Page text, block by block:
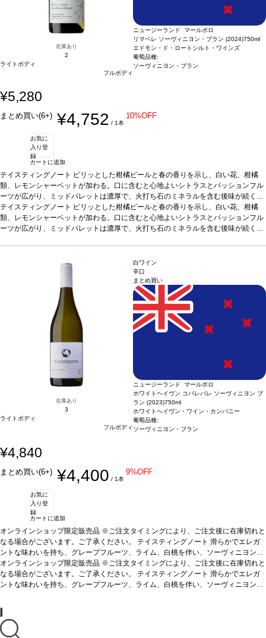
在庫あり
2
ライトボディ
フルボディ
ニュージーランド マールボロ
リマペレ ソーヴィニヨン・ブラン (2024)750ml
エドモン・ド・ロートシルト・ワインズ
葡萄品種:
ソーヴィニヨン・ブラン
¥5,280
まとめ買い(6+) ¥4,752 / 1本
10%OFF
お気に
入り登
録
カートに追加
テイスティングノート ピリッとした柑橘ピールと春の香りを示し、白い花、柑橘
類、レモンシャーベットが加わる。口に含むと心地よいシトラスとパッションフル
ーツが広がり、ミッドパレットは濃厚で、火打ち石のミネラルを含む後味が続く。
合う料理卵黄のコンフィ、クレソンソース添えのオシェトラキャビアなどと好相性
葡萄品種ソーヴィニヨン・ブラン 100%認証SWNZ認証*本ヴィンテージが在庫切
れの場合、在庫があり価格が同様の場合は自動的に次のヴィンテージに変更されま
テイスティングノート ピリッとした柑橘ピールと春の香りを示し、白い花、柑橘
類、レモンシャーベットが加わる。口に含むと心地よいシトラスとパッションフル
ーツが広がり、ミッドパレットは濃厚で、火打ち石のミネラルを含む後味が続く。
れの場合、在庫があり価格が同様の場合は自動的に次のヴィンテージに変更されま
す、ご了承ください。
在庫あり
3
ライトボディ
フルボディ
白ワイン
辛口
まとめ買い
ニュージーランド マールボロ
ホワイトヘイヴン コパレパレ ソーヴィニヨン ブ
ラン (2023)750ml
ホワイトへイヴン・ワイン・カンパニー
葡萄品種:
ソーヴィニヨン・ブラン
¥4,840
まとめ買い(6+) ¥4,400 / 1本
9%OFF
お気に
入り登
録
カートに追加
オンラインショップ限定販売品 ※ご注文タイミングにより、ご注文後に在庫切れと
なる場合がございます。ご了承ください。 テイスティングノート 滑らかでエレガ
ントな味わいを持ち、グレープフルーツ、ライム、白桃を伴い、ソーヴィニヨン・
ブランも感じる。クリーンでドライなミディアムボディ。 合う料理シーフード、
寿司、チキンなどと好相性。葡萄品種100% ソーヴィニヨン・ブランサスティナ
ブル認証SWNZサスティナブル認証、ヴィーガン
オンラインショップ限定販売品 ※ご注文タイミングにより、ご注文後に在庫切れと
なる場合がございます。ご了承ください。 テイスティングノート 滑らかでエレガ
ントな味わいを持ち、グレープフルーツ、ライム、白桃を伴い、ソーヴィニヨン・
寿司、チキンなどと好相性。
ブル認証